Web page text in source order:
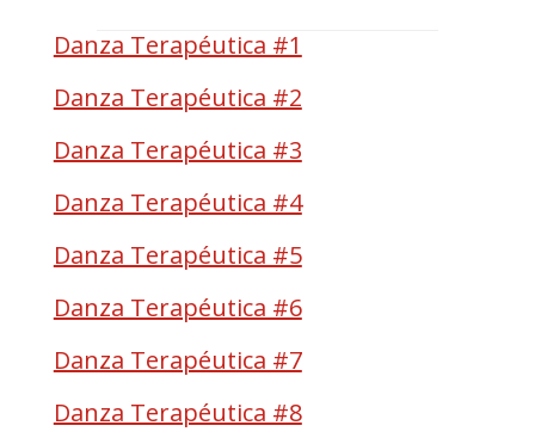
Danza Terapéutica #1
Danza Terapéutica #2
Danza Terapéutica #3
Danza Terapéutica #4
Danza Terapéutica #5
Danza Terapéutica #6
Danza Terapéutica #7
Danza Terapéutica #8